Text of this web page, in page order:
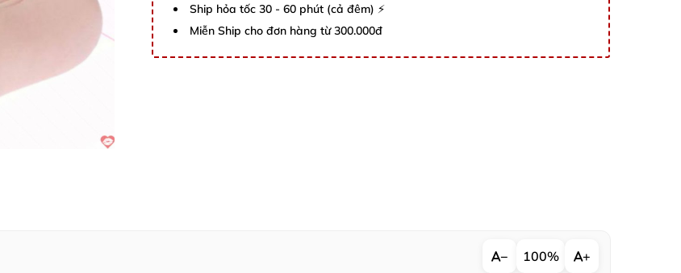
Ship hỏa tốc 30 - 60 phút (cả đêm) ⚡
Miễn Ship cho đơn hàng từ 300.000đ
− 100% +